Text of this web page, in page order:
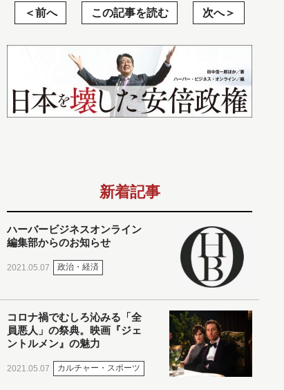
前へ
この記事を読む 次へ
新着記事
ハーバービジネスオンライン
編集部からのお知らせ
2021.05.07 政治・経済
コロナ禍でむしろ沁みる「全
員悪人」の祭典。映画『ジェ
ントルメン』の魅力
2021.05.07 カルチャー・スポーツ